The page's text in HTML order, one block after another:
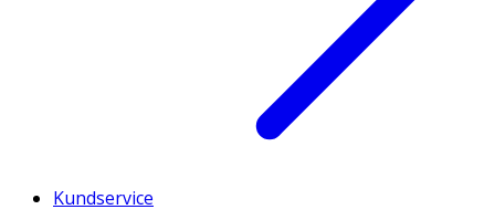
Kundservice